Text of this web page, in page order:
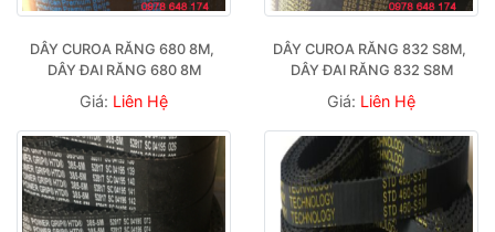
DÂY CUROA RĂNG 680 8M,
DÂY ĐAI RĂNG 680 8M
Giá: Liên Hệ
DÂY CUROA RĂNG 832 S8M,
DÂY ĐAI RĂNG 832 S8M
Giá: Liên Hệ